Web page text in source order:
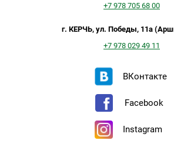
+7 978 705 68 00
г. КЕРЧЬ, ул. Победы, 11а
+7 978 029 49 11
ВКонтакте
Facebook
Instagram